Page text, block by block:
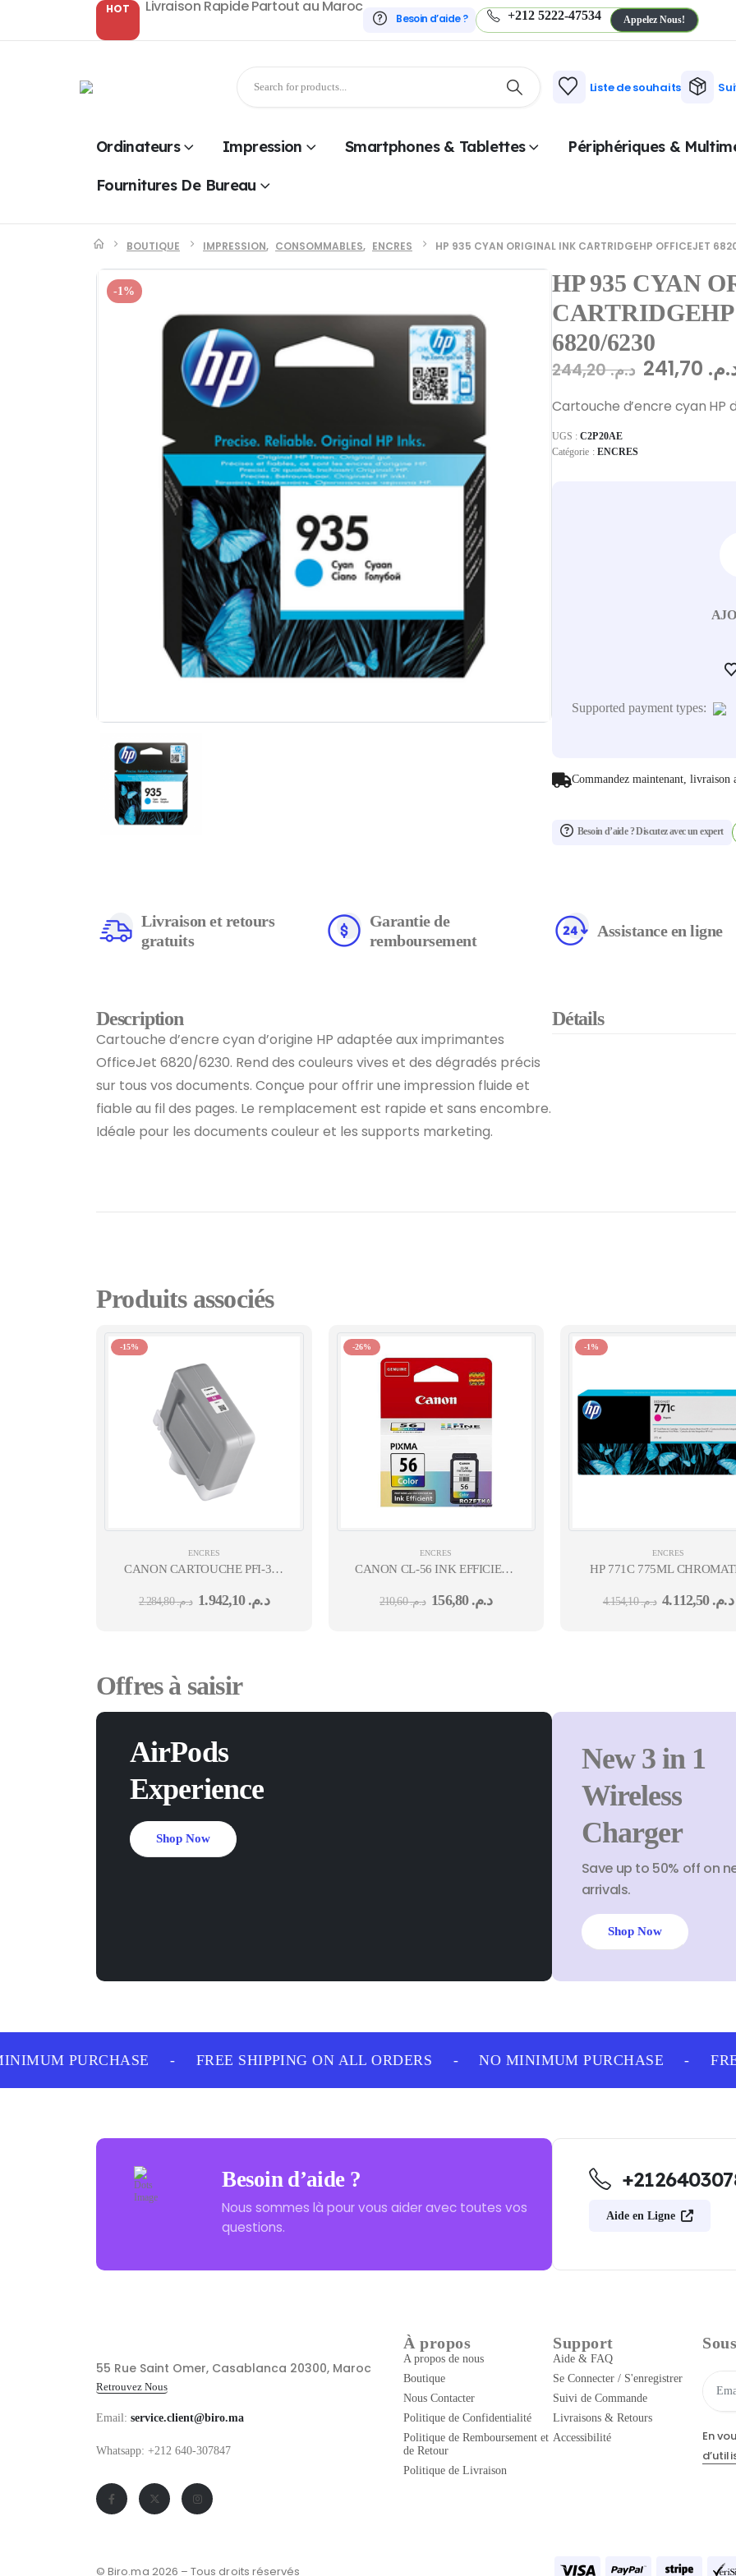
HOT Livraison Rapide Partout au Maroc
Besoin d’aide ? +212 5222-47534 Appelez Nous!
Liste de souhaits
Ordinateurs Impression Smartphones & Tablettes Périphériques &
Fournitures De Bureau
BOUTIQUE IMPRESSION, CONSOMMABLES, ENCRES HP 935 CYAN ORIGINAL INK CARTRIDGEHP OFFICEJET
-1%
HP 935 CYAN
6820/6230
د.م.244,20
Cartouche d’encre cyan HP
UGS :C2P20AE
Catégorie : ENCRES
Supported payment types:
Commandez maintenant, livraison
Besoin d’aide ? Discutez avec un expert
Livraison et retours
gratuits
Garantie de
remboursement
Assistance en ligne
Description
Cartouche d’encre cyan d’origine HP adaptée aux imprimantes
OfficeJet 6820/6230. Rend des couleurs vives et des dégradés précis
sur tous vos documents. Conçue pour offrir une impression fluide et
fiable au fil des pages. Le remplacement est rapide et sans encombre.
Idéale pour les documents couleur et les supports marketing.
Détails
Produits associés
-15%
ENCRES
CANON CARTOUCHE PFI-310
د.م.2.284,80 د.م. 1.942,10
-26%
ENCRES
CANON CL-56 INK EFFICIENT
د.م.210,60 د.م. 156,80
-1%
ENCRES
HP 771C 775ML
CARTRIDGHP
د.م.4.154,10 د.م. 4.112,50
Offres à saisir
AirPods
Experience
Shop Now
New 3 in 1
Wireless
Charger
Save up to 50% off on
arrivals.
Shop Now
PURCHASE FREE SHIPPING ON ALL ORDERS NO MINIMUM PURCHASE
Besoin d’aide ?
Nous sommes là pour vous aider avec toutes vos
questions.
Aide en Ligne
55 Rue Saint Omer, Casablanca 20300, Maroc
Retrouvez Nous
Email: service.client@biro.ma
Whatsapp: +212 640-307847
À propos
A propos de nous
Boutique
Nous Contacter
Politique de Confidentialité
Politique de Remboursement et
de Retour
Politique de Livraison
Support
Aide & FAQ
Se Connecter / S'enregistrer
Suivi de Commande
Livraisons & Retours
Accessibilité
En
© Biro.ma 2026 – Tous droits réservés